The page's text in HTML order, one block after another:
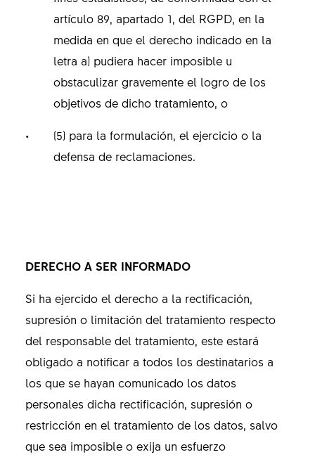
artículo 89, apartado 1, del RGPD, en la
medida en que el derecho indicado en la
letra a) pudiera hacer imposible u
obstaculizar gravemente el logro de los
objetivos de dicho tratamiento, o
(5) para la formulación, el ejercicio o la
defensa de reclamaciones.
DERECHO A SER INFORMADO
Si ha ejercido el derecho a la rectificación,
supresión o limitación del tratamiento respecto
del responsable del tratamiento, este estará
obligado a notificar a todos los destinatarios a
los que se hayan comunicado los datos
personales dicha rectificación, supresión o
restricción en el tratamiento de los datos, salvo
que sea imposible o exija un esfuerzo